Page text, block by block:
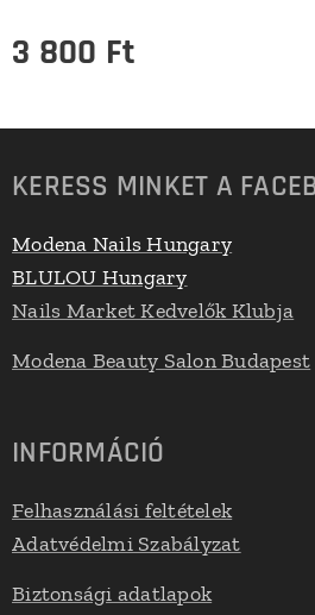
3 800 Ft
KERESS MINKET A
Modena Nails Hungary
BLULOU Hungary
Nails Market Kedvelők Klubja
Modena Beauty Salon Budapest
INFORMÁCIÓ
Felhasználási feltételek
Adatvédelmi Szabályzat
Biztonsági adatlapok